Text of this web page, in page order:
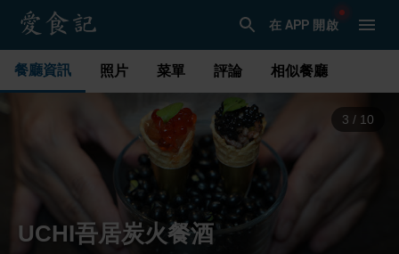
在 APP 開啟
餐廳資訊 照片 菜單 評論 相似餐廳
3 / 10
UCHI吾居炭火餐酒